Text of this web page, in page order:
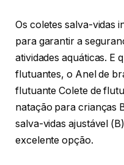
Os coletes salva-vidas
para garantir a
atividades aquáticas. E
flutuantes, o Anel de
flutuante Colete de
natação para crianças
salva-vidas ajustável
excelente opção.